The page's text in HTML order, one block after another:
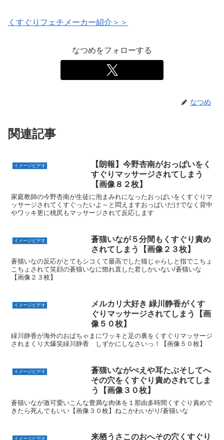
くすぐりフェチメーカー紹介＞＞
なつめをフォローする
なつめ
関連記事
イメージビデオ
【朗報】今野杏南がおっぱいをく
すぐりマッサージされてしまう
【画像８２枚】
家庭教師の今野杏南が生徒に泡まみれになったおっぱいをくすぐりマ
ッサージされてくすぐったいよ～と悶えますおっぱいだけでなく背中
やワッキ更に桃尻もマッサージされて反応します
イメージビデオ
蒼猫いなが５分間もくすぐり責め
されてしまう【画像２３枚】
蒼猫いなの反応がとてもシコくて最高でした猫じゃらしと指でこちょ
こちょされて笑顔の蒼猫いなに惚れ直した君しかいない/蒼猫いな
【画像２３枚】
イメージビデオ
メルカリ大好き 緑川静香がくす
ぐりマッサージされてしまう【画
像５０枚】
緑川静香が海外のおばちゃまにワッキと足の裏をくすぐりマッサージ
されまくり大爆笑緑川静香 しずかにしなさいっ！【画像５０枚】
イメージビデオ
蒼猫いながぺえや耳たぶそしてへ
その穴をくすぐり責めされてしま
う【画像３０枚】
蒼猫いなが激可愛いこんな豊満な肉体を１那由多時間くすぐり責めで
きたら死んでもいい【画像３０枚】ねこかわいがり/蒼猫いな
イメージビデオ 来栖うさこのおへその穴くすぐり